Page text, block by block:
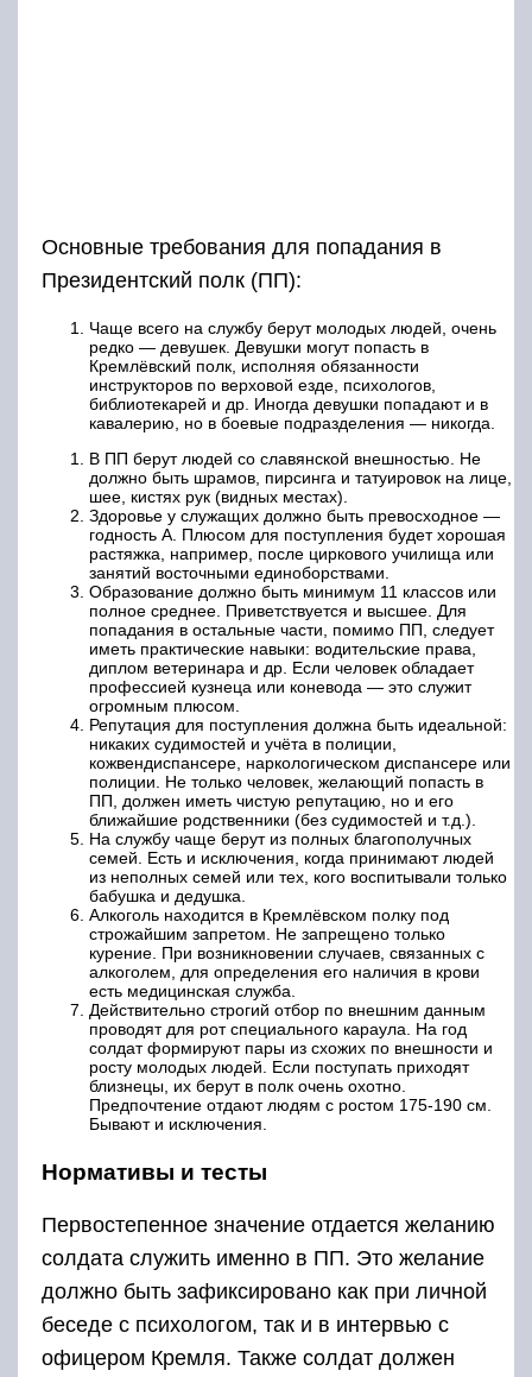
Основные требования для попадания в
Президентский полк (ПП):
Чаще всего на службу берут молодых людей, очень
редко — девушек. Девушки могут попасть в
Кремлёвский полк, исполняя обязанности
инструкторов по верховой езде, психологов,
библиотекарей и др. Иногда девушки попадают и в
кавалерию, но в боевые подразделения — никогда.
В ПП берут людей со славянской внешностью. Не
должно быть шрамов, пирсинга и татуировок на лице,
шее, кистях рук (видных местах).
Здоровье у служащих должно быть превосходное —
годность А. Плюсом для поступления будет хорошая
растяжка, например, после циркового училища или
занятий восточными единоборствами.
Образование должно быть минимум 11 классов или
полное среднее. Приветствуется и высшее. Для
попадания в остальные части, помимо ПП, следует
иметь практические навыки: водительские права,
диплом ветеринара и др. Если человек обладает
профессией кузнеца или коневода — это служит
огромным плюсом.
Репутация для поступления должна быть идеальной:
никаких судимостей и учёта в полиции,
кожвендиспансере, наркологическом диспансере или
полиции. Не только человек, желающий попасть в
ПП, должен иметь чистую репутацию, но и его
ближайшие родственники (без судимостей и т.д.).
На службу чаще берут из полных благополучных
семей. Есть и исключения, когда принимают людей
из неполных семей или тех, кого воспитывали только
бабушка и дедушка.
Алкоголь находится в Кремлёвском полку под
строжайшим запретом. Не запрещено только
курение. При возникновении случаев, связанных с
алкоголем, для определения его наличия в крови
есть медицинская служба.
Действительно строгий отбор по внешним данным
проводят для рот специального караула. На год
солдат формируют пары из схожих по внешности и
росту молодых людей. Если поступать приходят
близнецы, их берут в полк очень охотно.
Предпочтение отдают людям с ростом 175-190 см.
Бывают и исключения.
Нормативы и тесты
Первостепенное значение отдается желанию
солдата служить именно в ПП. Это желание
должно быть зафиксировано как при личной
беседе с психологом, так и в интервью с
офицером Кремля. Также солдат должен